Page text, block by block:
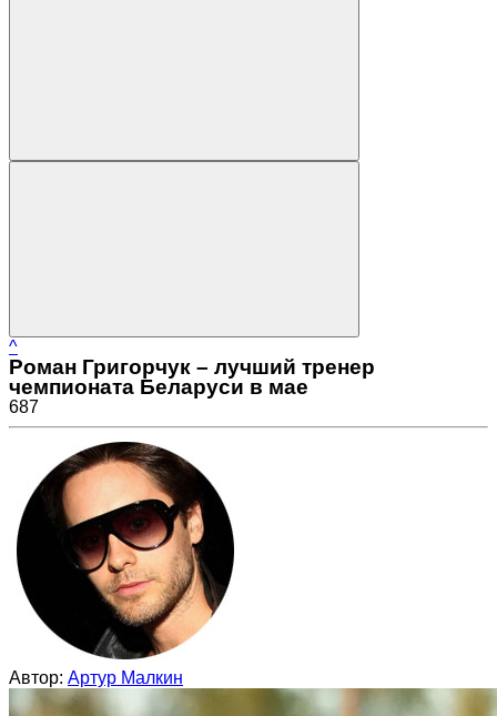
^
Роман Григорчук – лучший тренер
чемпионата Беларуси в мае
687
Автор: Артур Малкин